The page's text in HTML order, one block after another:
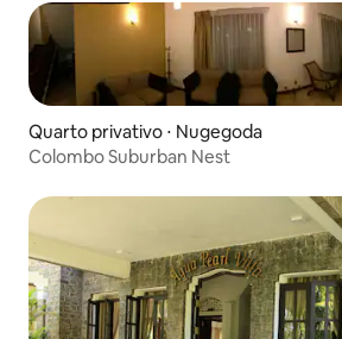
Quarto privativo ⋅ Nugegoda
Colombo Suburban Nest